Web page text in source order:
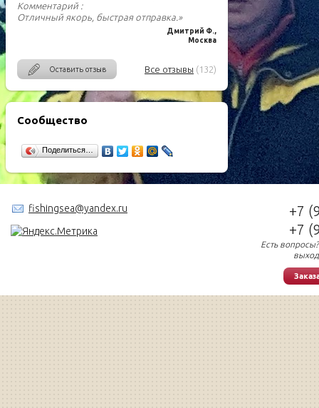
Комментарий :
Отличный якорь, быстрая отправка.»
Дмитрий Ф.,
Москва
Оставить отзыв Все отзывы (132)
Сообщество
Поделиться…
fishingsea@yandex.ru
+7
+7
Есть